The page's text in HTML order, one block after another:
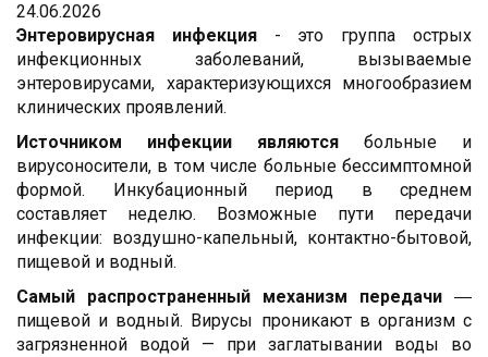
24.06.2026
Энтеровирусная инфекция- это группа острых
инфекционных заболеваний, вызываемые
энтеровирусами, характеризующихся многообразием
клинических проявлений.
Источником инфекции являются больные и
вирусоносители, в том числе больные бессимптомной
формой. Инкубационный период в среднем
составляет неделю. Возможные пути передачи
инфекции: воздушно-капельный, контактно-бытовой,
пищевой и водный.
Самый распространенный механизм передачи ―
пищевой и водный. Вирусы проникают в организм с
загрязненной водой — при заглатывании воды во